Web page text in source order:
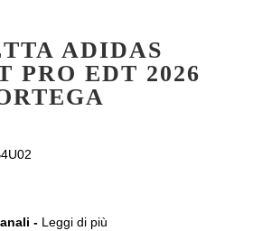
ADIDAS
PRO EDT 2026
- Leggi di più